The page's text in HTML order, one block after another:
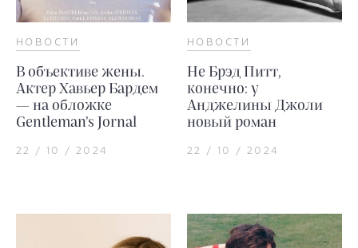
НОВОСТИ
В объективе жены.
Актер Хавьер Бардем
— на обложке
Gentleman’s Jornal
22 / 10 / 2024
НОВОСТИ
Не Брэд Питт,
конечно: у
Анджелины Джоли
новый роман
22 / 10 / 2024